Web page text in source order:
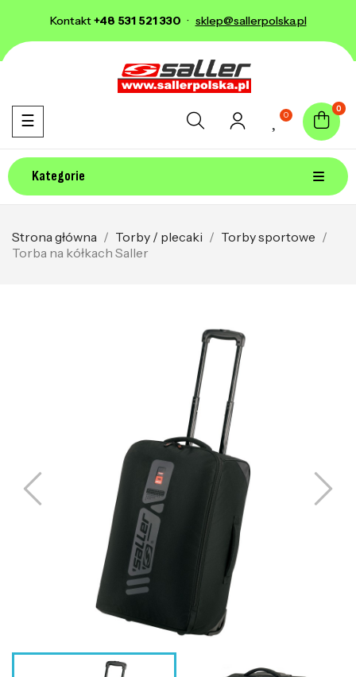
Kontakt+48 531 521 330 · sklep@sallerpolska.pl
0
0
Kategorie
Toggle navigation
☰
Strona główna Torby / plecaki
Torby sportowe
Torba na kółkach Saller